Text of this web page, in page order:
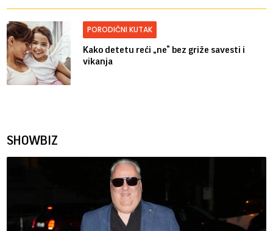
PORODIČNI KUTAK
Kako detetu reći „ne“ bez griže savesti i
vikanja
SHOWBIZ